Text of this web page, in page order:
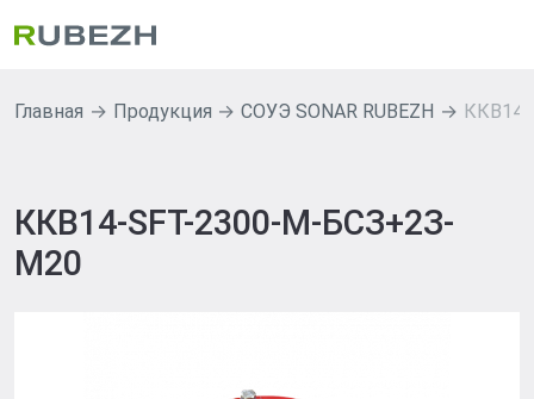
Главная Продукция СОУЭ SONAR RUBEZH ККВ14-
ККВ14-SFT-2300-M-БСЗ+2З-
М20